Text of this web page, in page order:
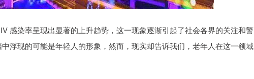
感染率呈现出显著的上升趋势，这一现象逐渐引起了社会各界的关注和警
浮现的可能是年轻人的形象，然而，现实却告诉我们，老年人在这一领域